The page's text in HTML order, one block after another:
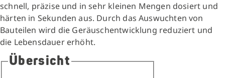
schnell, präzise und in sehr kleinen Mengen dosiert und
härten in Sekunden aus. Durch das Auswuchten von
Bauteilen wird die Geräuschentwicklung reduziert und
die Lebensdauer erhöht.
Übersicht